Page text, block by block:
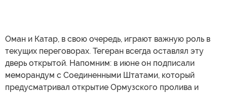
Оман и Катар, в свою очередь, играют важную роль в
текущих переговорах. Тегеран всегда оставлял эту
дверь открытой. Напомним: в июне он подписали
меморандум с Соединенными Штатами, который
предусматривал открытие Ормузского пролива и